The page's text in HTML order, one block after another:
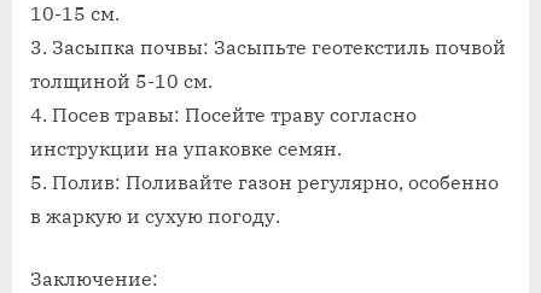
10-15 см.
3. Засыпка почвы: Засыпьте геотекстиль почвой
толщиной 5-10 см.
4. Посев травы: Посейте траву согласно
инструкции на упаковке семян.
5. Полив: Поливайте газон регулярно, особенно
в жаркую и сухую погоду.
Заключение: